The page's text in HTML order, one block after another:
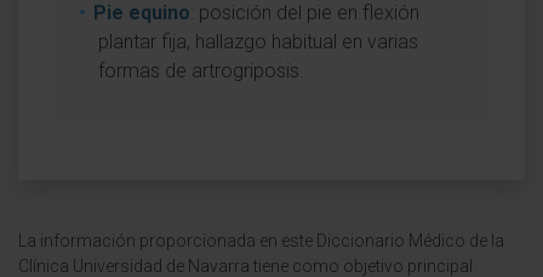
Pie equino: posición del pie en flexión
plantar fija, hallazgo habitual en varias
formas de artrogriposis.
La información proporcionada en este Diccionario Médico de la
Clínica Universidad de Navarra tiene como objetivo principal